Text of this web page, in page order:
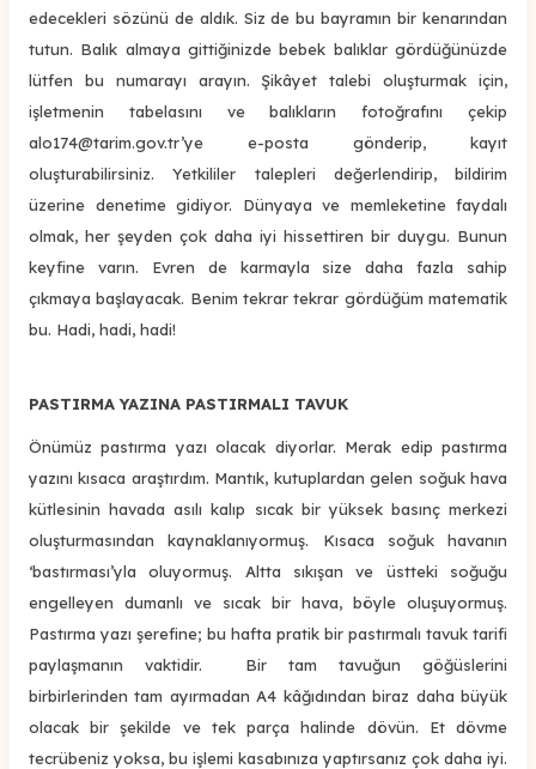
edecekleri sözünü de aldık. Siz de bu bayramın bir kenarından
tutun. Balık almaya gittiğinizde bebek balıklar gördüğünüzde
lütfen bu numarayı arayın. Şikâyet talebi oluşturmak için,
işletmenin tabelasını ve balıkların fotoğrafını çekip
alo174@tarim.gov.tr’ye e-posta gönderip, kayıt
oluşturabilirsiniz. Yetkililer talepleri değerlendirip, bildirim
üzerine denetime gidiyor. Dünyaya ve memleketine faydalı
olmak, her şeyden çok daha iyi hissettiren bir duygu. Bunun
keyfine varın. Evren de karmayla size daha fazla sahip
çıkmaya başlayacak. Benim tekrar tekrar gördüğüm matematik
bu. Hadi, hadi, hadi!
PASTIRMA YAZINA PASTIRMALI TAVUK
Önümüz pastırma yazı olacak diyorlar. Merak edip pastırma
yazını kısaca araştırdım. Mantık, kutuplardan gelen soğuk hava
kütlesinin havada asılı kalıp sıcak bir yüksek basınç merkezi
oluşturmasından kaynaklanıyormuş. Kısaca soğuk havanın
‘bastırması’yla oluyormuş. Altta sıkışan ve üstteki soğuğu
engelleyen dumanlı ve sıcak bir hava, böyle oluşuyormuş.
Pastırma yazı şerefine; bu hafta pratik bir pastırmalı tavuk tarifi
paylaşmanın vaktidir. Bir tam tavuğun göğüslerini
birbirlerinden tam ayırmadan A4 kâğıdından biraz daha büyük
olacak bir şekilde ve tek parça halinde dövün. Et dövme
tecrübeniz yoksa, bu işlemi kasabınıza yaptırsanız çok daha iyi.